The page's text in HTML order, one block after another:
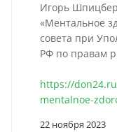
Игорь
«Ментальное
совета при
РФ по правам
https://
mentalnoe-
22 ноября 2023